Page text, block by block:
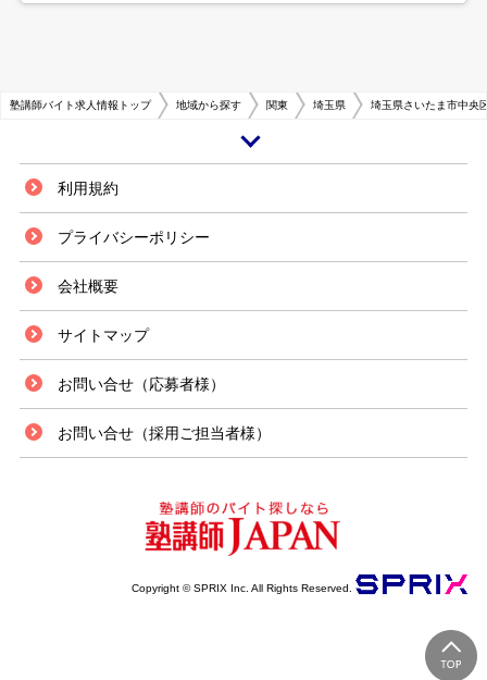
塾講師バイト求人情報トップ 地域から探す 関東 埼玉県 埼玉県さいたま市中央
政令指定都市で埼玉県の県庁所在地であるさいたま市は、都心まで20キロ
国や県の行政機関が多くあり、関東地方の北部エリアの主要都市として注目
されています。市内には、埼玉スタジアムやさいたまスーパーアリーナなど
の人気スポットが数多くあり、スポーツが好きな方にはお勧めのエリアで
す。 また、交通の利便性が非常に良いエリアで、特に浦和駅は、県や市の
行政機関が集まる市の中心駅です。駅周辺は大規模な商業施設やマスメディ
アが集積をしており、オフの日を満喫したい方にはお勧めです。 さいたま
り学生数も多いエリアなので、好条件の求人は早めに押さえておいた方が良
いでしょう。さいたま市について さいたま市の紹介 埼玉県の東寄りに位置
するさいたま市は、10の行政区を有する政令指定都市です。さいたま市浦
くは低地となっており、山地や丘陵のような起伏の激しい地形は市内には存
在しません。 1970年当時、現在のさいたま市域には約66万人が暮らしてい
ました。その後、1990年になると人口は100万人を突破します。2017年現
在の人口はおよそ128万人で、日本で9番目に人口の多い市となっており、
上位に位置しています。 さいたま市の歴史 さいたま市にあるいくつかの遺
居住していた証拠と言えるでしょう。奈良時代には、この地域に埼玉郡およ
び足立郡が置かれました。 戦国時代の頃には北条氏の勢力下に置かれるよ
利用規約
プライバシーポリシー
会社概要
サイトマップ
お問い合せ（応募者様）
お問い合せ（採用ご担当者様）
Copyright © SPRIX Inc. All Rights Reserved.